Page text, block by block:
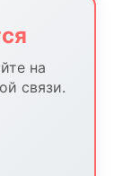
на
связи.